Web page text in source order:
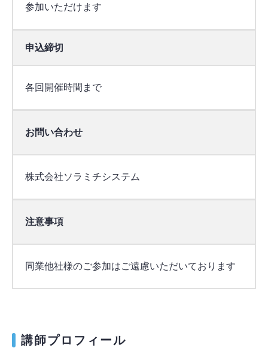
参加いただけます
申込締切
各回開催時間まで
お問い合わせ
株式会社ソラミチシステム
注意事項
同業他社様のご参加はご遠慮いただいております
講師プロフィール